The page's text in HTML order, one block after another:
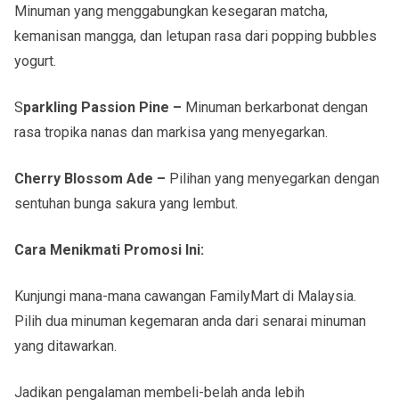
Minuman yang menggabungkan kesegaran matcha,
kemanisan mangga, dan letupan rasa dari popping bubbles
yogurt.
Sparkling Passion Pine – Minuman berkarbonat dengan
rasa tropika nanas dan markisa yang menyegarkan.
Cherry Blossom Ade – Pilihan yang menyegarkan dengan
sentuhan bunga sakura yang lembut.
Cara Menikmati Promosi Ini:
Kunjungi mana-mana cawangan FamilyMart di Malaysia.
Pilih dua minuman kegemaran anda dari senarai minuman
yang ditawarkan.
Jadikan pengalaman membeli-belah anda lebih